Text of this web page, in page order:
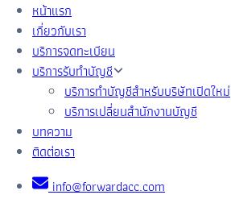
หน้าแรก
เกี่ยวกับเรา
บริการจดทะเบียน
บริการรับทำบัญชี
บริการทำบัญชีสำหรับบริษัทเปิดใหม่
บริการเปลี่ยนสำนักงานบัญชี
บทความ
ติดต่อเรา
info@forwardacc.com